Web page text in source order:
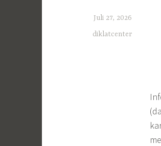
Juli 27, 2026
diklatcenter